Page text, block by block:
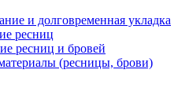
и долговременная укладка
ресниц
ресниц и бровей
(ресницы, брови)